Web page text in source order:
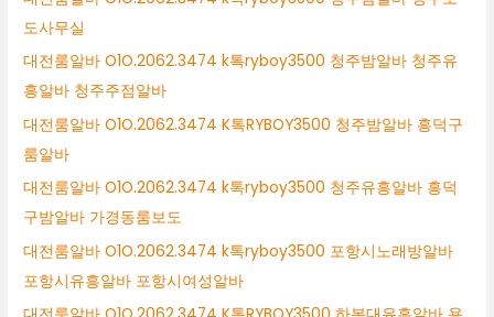
도사무실
대전룸알바 O1O.2062.3474 k톡ryboy3500 청주밤알바 청주유
흥알바 청주주점알바
대전룸알바 O1O.2062.3474 K톡RYBOY3500 청주밤알바 흥덕구
룸알바
대전룸알바 O1O.2062.3474 k톡ryboy3500 청주유흥알바 흥덕
구밤알바 가경동룸보도
대전룸알바 O1O.2062.3474 k톡ryboy3500 포항시노래방알바
포항시유흥알바 포항시여성알바